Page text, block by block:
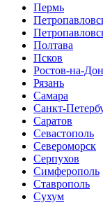
Пермь
Полтава
Псков
Ростов-на-
Рязань
Самара
Санкт-
Саратов
Севастополь
Североморск
Серпухов
Симферополь
Ставрополь
Сухум